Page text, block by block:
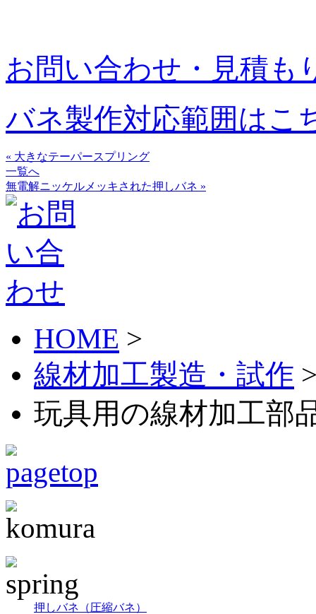
お問い合わせ・見積も
バネ製作対応範囲はこ
« 大きなテーパースプリング
一覧へ
無電解ニッケルメッキされた押しバネ »
HOME >
線材加工製造・試作
玩具用の線材加工部
押しバネ（圧縮バネ）